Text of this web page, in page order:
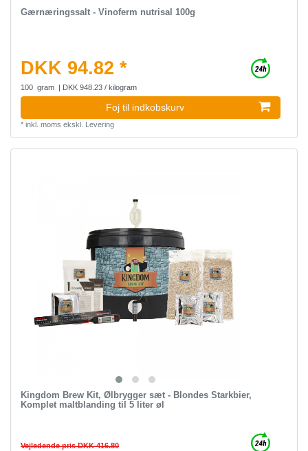
Gærnæringssalt - Vinoferm nutrisal 100g
DKK 94.82 *
100 gram | DKK 948.23 / kilogram
Foj til indkobskurv
* inkl. moms ekskl. Levering
Kingdom Brew Kit, Ølbrygger sæt - Blondes Starkbier,
Komplet maltblanding til 5 liter øl
Vejledende pris DKK 416.80